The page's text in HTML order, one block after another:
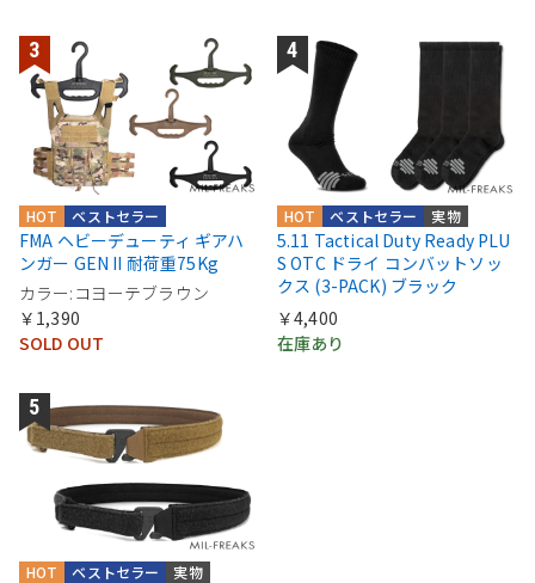
ベストセラー
HOT
FMA ヘビーデューティ ギアハ
ンガー GEN II 耐荷重75Kg
カラー:コヨーテブラウン
￥1,390
SOLD OUT
実物
ベストセラー
HOT
5.11 Tactical Duty Ready PLU
S OTC ドライ コンバットソッ
クス (3-PACK) ブラック
￥4,400
在庫あり
実物
ベストセラー
HOT